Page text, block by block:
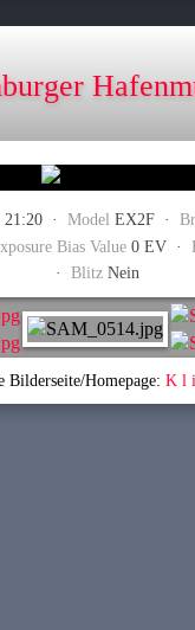
21:20 · Model EX2F ·
Bias Value 0 EV ·
· BlitzNein
Bilderseite/Homepage: K l